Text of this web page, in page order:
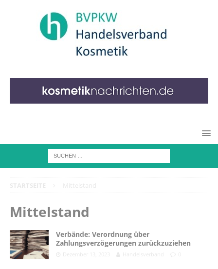
Mittelstand
Verbände: Verordnung über
Zahlungsverzögerungen zurückzuziehen